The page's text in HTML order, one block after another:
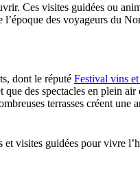
Ces visites guidées ou
des voyageurs du
dont le réputé Festival vins
des spectacles en plein
terrasses créent
visites guidées pour vivre